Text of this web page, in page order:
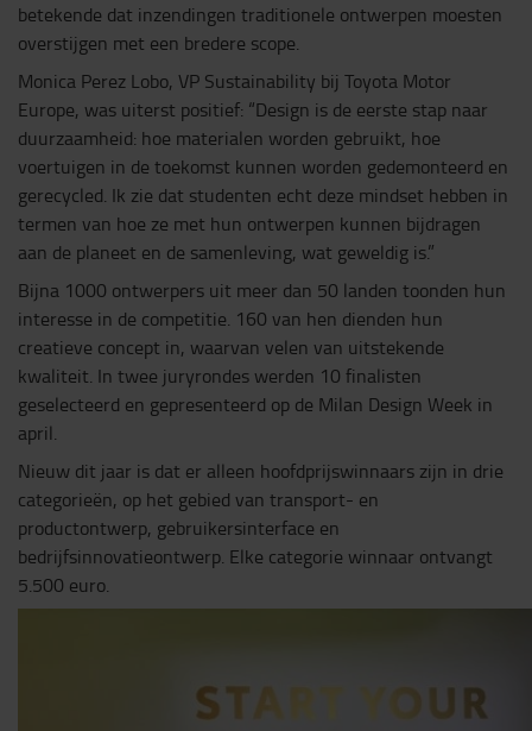
betekende dat inzendingen traditionele ontwerpen moesten
overstijgen met een bredere scope.
Monica Perez Lobo, VP Sustainability bij Toyota Motor
Europe, was uiterst positief: “Design is de eerste stap naar
duurzaamheid: hoe materialen worden gebruikt, hoe
voertuigen in de toekomst kunnen worden gedemonteerd en
gerecycled. Ik zie dat studenten echt deze mindset hebben in
termen van hoe ze met hun ontwerpen kunnen bijdragen
aan de planeet en de samenleving, wat geweldig is.”
Bijna 1000 ontwerpers uit meer dan 50 landen toonden hun
interesse in de competitie. 160 van hen dienden hun
creatieve concept in, waarvan velen van uitstekende
kwaliteit. In twee juryrondes werden 10 finalisten
geselecteerd en gepresenteerd op de Milan Design Week in
april.
Nieuw dit jaar is dat er alleen hoofdprijswinnaars zijn in drie
categorieën, op het gebied van transport- en
productontwerp, gebruikersinterface en
bedrijfsinnovatieontwerp. Elke categorie winnaar ontvangt
5.500 euro.